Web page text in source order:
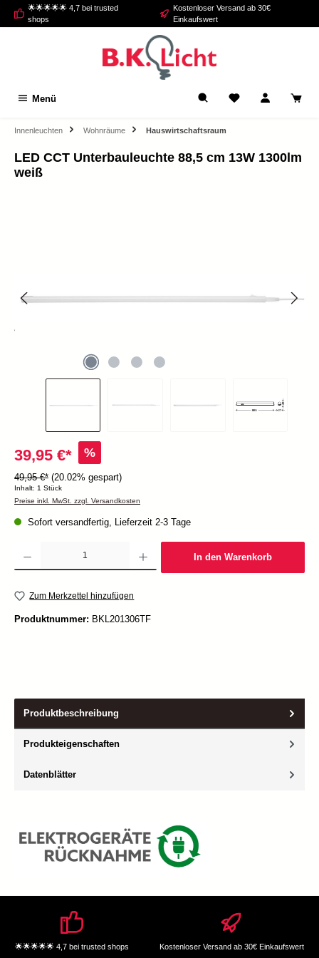
springen
🌟🌟🌟🌟🌟 4,7 bei trusted
shops
Kostenloser Versand ab 30€
Einkaufswert
Menü
Innenleuchten Wohnräume Hauswirtschaftsraum
LED CCT Unterbauleuchte 88,5 cm 13W 1300lm
weiß
39,95 €* %
49,95 €* (20.02% gespart)
Inhalt: 1 Stück
Preise inkl. MwSt. zzgl. Versandkosten
Sofort versandfertig, Lieferzeit 2-3 Tage
Produkt Anzahl: Gib den gewünschten Wert ein oder benutze die Schaltflächen um die
In den Warenkorb
Zum Merkzettel hinzufügen
Produktnummer: BKL201306TF
Produktbeschreibung
Produkteigenschaften
Datenblätter
🌟🌟🌟🌟🌟 4,7 bei trusted shops Kostenloser Versand ab 30€ Einkaufswert